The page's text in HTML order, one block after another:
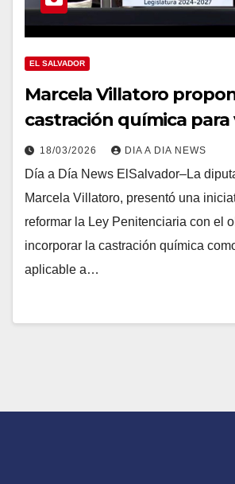
EL SALVADOR
Marcela Villatoro
castración química para
18/03/2026 DIA A DIA NEWS
Día a Día News ElSalvador–La
Marcela Villatoro, presentó una
reformar la Ley Penitenciaria con el
incorporar la castración química
aplicable a…